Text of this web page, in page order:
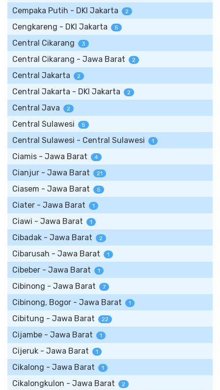
Cempaka Putih - DKI Jakarta 2
Cengkareng - DKI Jakarta 5
Central Cikarang 3
Central Cikarang - Jawa Barat 2
Central Jakarta 2
Central Jakarta - DKI Jakarta 2
Central Java 2
Central Sulawesi 5
Central Sulawesi - Central Sulawesi 1
Ciamis - Jawa Barat 4
Cianjur - Jawa Barat 21
Ciasem - Jawa Barat 5
Ciater - Jawa Barat 1
Ciawi - Jawa Barat 1
Cibadak - Jawa Barat 2
Cibarusah - Jawa Barat 1
Cibeber - Jawa Barat 1
Cibinong - Jawa Barat 7
Cibinong, Bogor - Jawa Barat 1
Cibitung - Jawa Barat 22
Cijambe - Jawa Barat 1
Cijeruk - Jawa Barat 1
Cikalong - Jawa Barat 1
Cikalongkulon - Jawa Barat 2